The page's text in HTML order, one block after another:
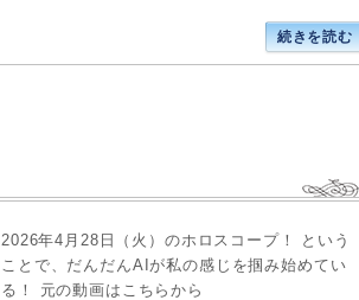
続きを読む
2026年4月28日（火）のホロスコープ！ という
ことで、だんだんAIが私の感じを掴み始めてい
る！ 元の動画はこちらから